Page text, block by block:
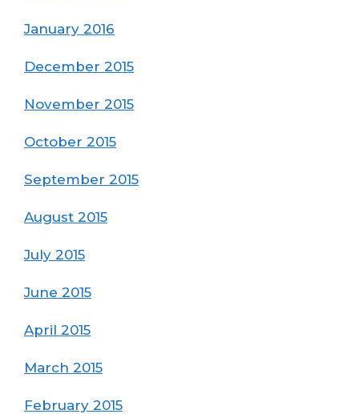
January 2016
December 2015
November 2015
October 2015
September 2015
August 2015
July 2015
June 2015
April 2015
March 2015
February 2015